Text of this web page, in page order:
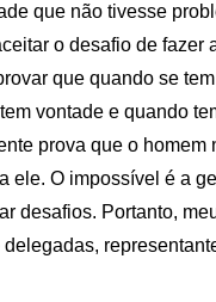
que não tivesse
o desafio de fazer
que quando se
vontade e quando
prova que o homem
ele. O impossível é a
desafios. Portanto,